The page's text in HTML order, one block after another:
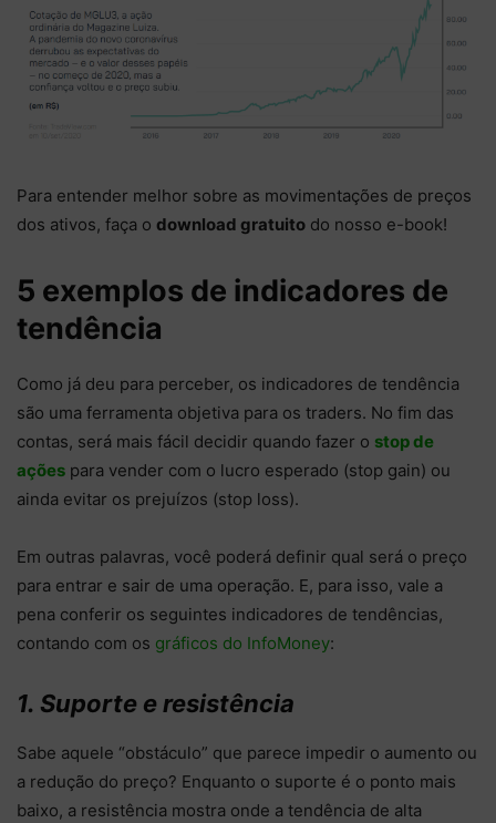
Para entender melhor sobre as movimentações de preços
dos ativos, faça o download gratuito do nosso e-book!
5 exemplos de indicadores de
tendência
Como já deu para perceber, os indicadores de tendência
são uma ferramenta objetiva para os traders. No fim das
contas, será mais fácil decidir quando fazer o stop de
ações para vender com o lucro esperado (stop gain) ou
ainda evitar os prejuízos (stop loss).
Em outras palavras, você poderá definir qual será o preço
para entrar e sair de uma operação. E, para isso, vale a
pena conferir os seguintes indicadores de tendências,
contando com os gráficos do InfoMoney:
1. Suporte e resistência
Sabe aquele “obstáculo” que parece impedir o aumento ou
a redução do preço? Enquanto o suporte é o ponto mais
baixo, a resistência mostra onde a tendência de alta